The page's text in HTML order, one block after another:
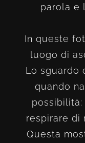
parola e
In queste
luogo di
Lo sguardo
quando
respirare di
Questa